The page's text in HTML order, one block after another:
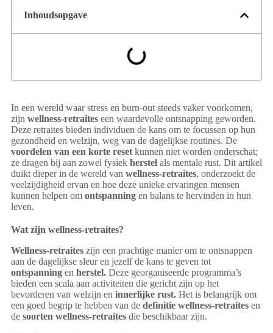
Inhoudsopgave
In een wereld waar stress en burn-out steeds vaker voorkomen,
zijn wellness-retraites een waardevolle ontsnapping geworden.
Deze retraites bieden individuen de kans om te focussen op hun
gezondheid en welzijn, weg van de dagelijkse routines. De
voordelen van een korte reset kunnen niet worden onderschat;
ze dragen bij aan zowel fysiek herstel als mentale rust. Dit artikel
duikt dieper in de wereld van wellness-retraites, onderzoekt de
veelzijdigheid ervan en hoe deze unieke ervaringen mensen
kunnen helpen om ontspanning en balans te hervinden in hun
leven.
Wat zijn wellness-retraites?
Wellness-retraites zijn een prachtige manier om te ontsnappen
aan de dagelijkse sleur en jezelf de kans te geven tot
ontspanning en herstel. Deze georganiseerde programma’s
bieden een scala aan activiteiten die gericht zijn op het
bevorderen van welzijn en innerlijke rust. Het is belangrijk om
een goed begrip te hebben van de definitie wellness-retraites en
de soorten wellness-retraites die beschikbaar zijn.